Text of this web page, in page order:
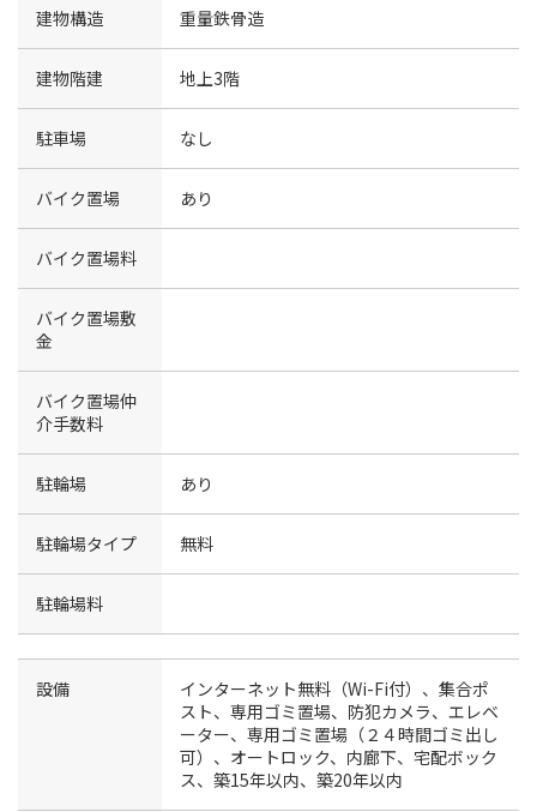
建物構造 重量鉄骨造
建物階建 地上3階
駐車場 なし
バイク置場 あり
バイク置場料
バイク置場敷
金
バイク置場仲
介手数料
駐輪場 あり
駐輪場タイプ 無料
駐輪場料
設備
インターネット無料（Wi-Fi付）、集合ポ
スト、専用ゴミ置場、防犯カメラ、エレベ
ーター、専用ゴミ置場（２４時間ゴミ出し
可）、オートロック、内廊下、宅配ボック
ス、築15年以内、築20年以内